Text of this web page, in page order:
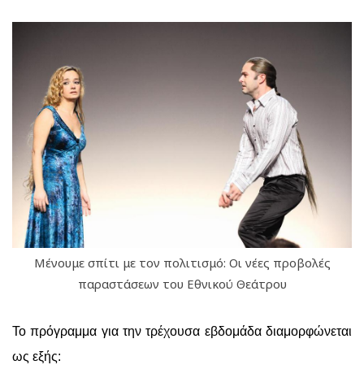
Μένουμε σπίτι με τον πολιτισμό: Οι νέες προβολές
παραστάσεων του Εθνικού Θεάτρου
Το πρόγραμμα για την τρέχουσα εβδομάδα διαμορφώνεται
ως εξής: